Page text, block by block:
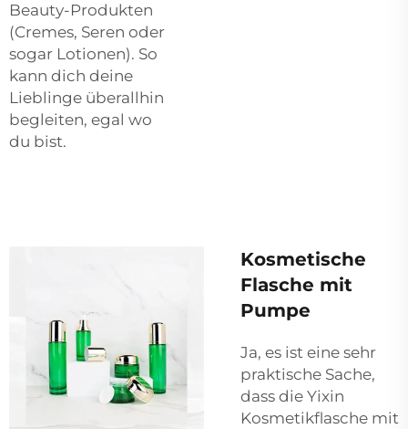
Beauty-Produkten
(Cremes, Seren oder
sogar Lotionen). So
kann dich deine
Lieblinge überallhin
begleiten, egal wo
du bist.
Kosmetische
Flasche mit
Pumpe
Ja, es ist eine sehr
praktische Sache,
dass die Yixin
Kosmetikflasche mit